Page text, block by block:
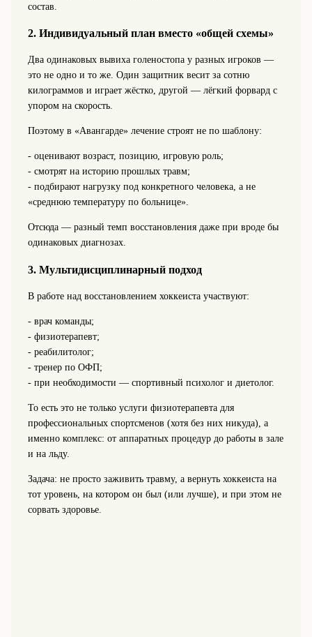
состав.
2. Индивидуальный план вместо «общей схемы»
Два одинаковых вывиха голеностопа у разных игроков —
это не одно и то же. Один защитник весит за сотню
килограммов и играет жёстко, другой — лёгкий форвард с
упором на скорость.
Поэтому в «Авангарде» лечение строят не по шаблону:
- оценивают возраст, позицию, игровую роль;
- смотрят на историю прошлых травм;
- подбирают нагрузку под конкретного человека, а не
«среднюю температуру по больнице».
Отсюда — разный темп восстановления даже при вроде бы
одинаковых диагнозах.
3. Мультидисциплинарный подход
В работе над восстановлением хоккеиста участвуют:
- врач команды;
- физиотерапевт;
- реабилитолог;
- тренер по ОФП;
- при необходимости — спортивный психолог и диетолог.
То есть это не только услуги физиотерапевта для
профессиональных спортсменов (хотя без них никуда), а
именно комплекс: от аппаратных процедур до работы в зале
и на льду.
Задача: не просто заживить травму, а вернуть хоккеиста на
тот уровень, на котором он был (или лучше), и при этом не
сорвать здоровье.